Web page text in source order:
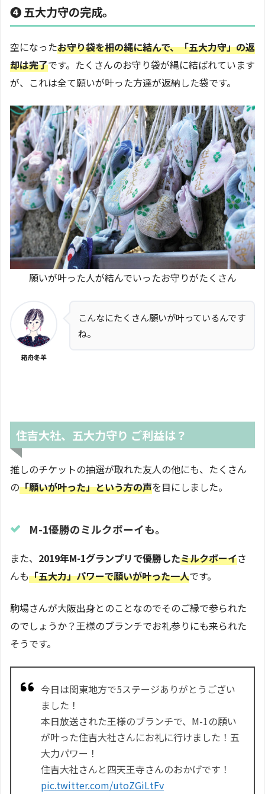
❹ 五大力守の完成。
空になったお守り袋を柵の縄に結んで、「五大力守」の返
却は完了です。たくさんのお守り袋が縄に結ばれています
が、これは全て願いが叶った方達が返納した袋です。
願いが叶った人が結んでいったお守りがたくさん
箱舟冬羊
こんなにたくさん願いが叶っているんです
ね。
住吉大社、五大力守り ご利益は？
推しのチケットの抽選が取れた友人の他にも、たくさん
の「願いが叶った」という方の声を目にしました。
M-1優勝のミルクボーイも。
また、 2019年M-1グランプリで優勝したミルクボーイさ
んも「五大力」パワーで願いが叶った一人です。
駒場さんが大阪出身とのことなのでそのご縁で参られた
のでしょうか？王様のブランチでお礼参りにも来られた
そうです。
今日は関東地方で5ステージありがとうござい
ました！
本日放送された王様のブランチで、M-1の願い
が叶った住吉大社さんにお礼に行けました！五
大力パワー！
住吉大社さんと四天王寺さんのおかげです！
pic.twitter.com/utoZGiLtFv